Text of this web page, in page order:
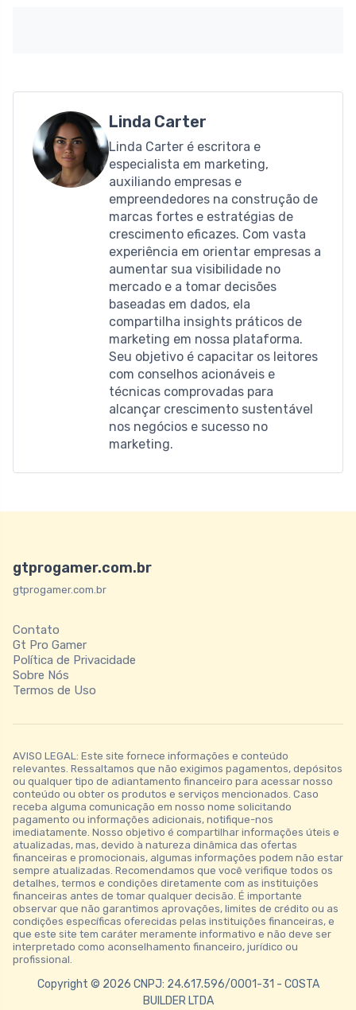
Linda Carter
Linda Carter é escritora e
especialista em marketing,
auxiliando empresas e
empreendedores na construção de
marcas fortes e estratégias de
crescimento eficazes. Com vasta
experiência em orientar empresas a
aumentar sua visibilidade no
mercado e a tomar decisões
baseadas em dados, ela
compartilha insights práticos de
marketing em nossa plataforma.
Seu objetivo é capacitar os leitores
com conselhos acionáveis ​​e
técnicas comprovadas para
alcançar crescimento sustentável
nos negócios e sucesso no
marketing.
gtprogamer.com.br
gtprogamer.com.br
Contato
Gt Pro Gamer
Política de Privacidade
Sobre Nós
Termos de Uso
AVISO LEGAL: Este site fornece informações e conteúdo
relevantes. Ressaltamos que não exigimos pagamentos, depósitos
ou qualquer tipo de adiantamento financeiro para acessar nosso
conteúdo ou obter os produtos e serviços mencionados. Caso
receba alguma comunicação em nosso nome solicitando
pagamento ou informações adicionais, notifique-nos
imediatamente. Nosso objetivo é compartilhar informações úteis e
atualizadas, mas, devido à natureza dinâmica das ofertas
financeiras e promocionais, algumas informações podem não estar
sempre atualizadas. Recomendamos que você verifique todos os
detalhes, termos e condições diretamente com as instituições
financeiras antes de tomar qualquer decisão. É importante
observar que não garantimos aprovações, limites de crédito ou as
condições específicas oferecidas pelas instituições financeiras, e
que este site tem caráter meramente informativo e não deve ser
interpretado como aconselhamento financeiro, jurídico ou
profissional.
Copyright © 2026 CNPJ: 24.617.596/0001-31 - COSTA
BUILDER LTDA